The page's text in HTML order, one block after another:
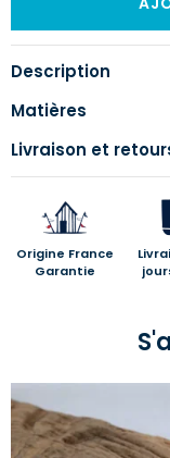
Description
Matières
Livraison et
Origine France
Garantie